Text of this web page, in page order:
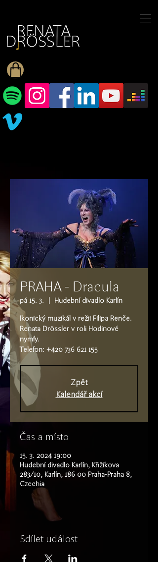
PRAHA - Dracula
pá 15. 3. Hudební divadlo Karlín
Ikonický muzikál v režii Filipa Renče.
Renata Drössler v roli Hodinové
nymfy.
Telefon: +420 736 621 155
Zpět
Kalendář akcí
Čas a místo
15. 3. 2024 19:00
Hudební divadlo Karlín, Křižíkova
283/10, Karlín, 186 00 Praha-Praha 8,
Czechia
Sdílet událost